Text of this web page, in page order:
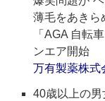
薄毛をあきら
「AGA 自転
ンエア開始
万有製薬株式
40歳以上の